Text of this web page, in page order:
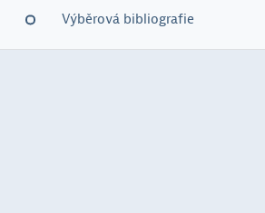
Izrael a kapitalismus
Arabsko-izraelský konflikt z
Výběrová bibliografie